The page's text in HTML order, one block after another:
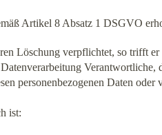
Artikel 8 Absatz 1 DSGVO
Löschung verpflichtet, so trifft
Verantwortliche,
personenbezogenen Daten
ist: